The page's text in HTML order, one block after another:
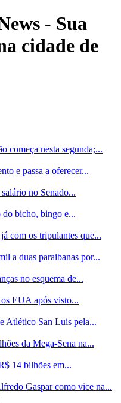
- Sua
cidade de
começa nesta segunda;...
e passa a oferecer...
no Senado...
do bicho, bingo e...
com os tripulantes que...
a duas paraibanas por...
no esquema de...
EUA após visto...
Atlético San Luis pela...
da Mega-Sena na...
14 bilhões em...
Gaspar como vice na...